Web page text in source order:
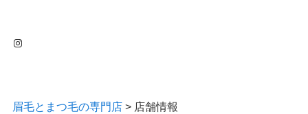
Instagram
眉毛とまつ毛の専門店> 店舗情報